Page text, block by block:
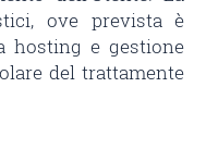
ove prevista è
hosting e gestione
del trattamente